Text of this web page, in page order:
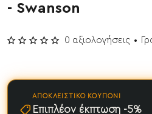
- Swanson
0 αξιολογήσεις •
ΑΠΟΚΛΕΙΣΤΙΚΌ ΚΟΥΠΌΝΙ
Επιπλέον έκπτωση -5%